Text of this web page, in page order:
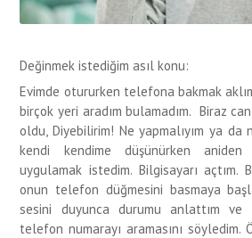
Değinmek istediğim asıl konu:
Evimde otururken telefona bakmak
birçok yeri aradım bulamadım. Biraz c
oldu, Diyebilirim! Ne yapmalıyım ya da
kendi kendime düşünürken aniden
uygulamak istedim. Bilgisayarı açtım.
onun telefon düğmesini basmaya
sesini duyunca durumu anlattım ve
telefon numarayı aramasını